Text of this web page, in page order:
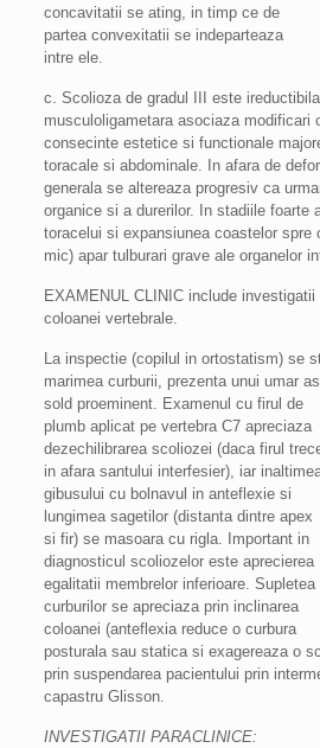
concavitatii se ating, in timp ce de
partea convexitatii se indeparteaza
intre ele.
c. Scolioza de gradul III este
musculoligametara asociaza modificari
consecinte estetice si functionale
toracale si abdominale. In afara de
generala se altereaza progresiv ca
organice si a durerilor. In stadiile foarte
toracelui si expansiunea coastelor spre
mic) apar tulburari grave ale organelor
EXAMENUL CLINIC include
coloanei vertebrale.
La inspectie (copilul in ortostatism) se
marimea curburii, prezenta unui umar
sold proeminent. Examenul cu firul de
plumb aplicat pe vertebra C7 apreciaza
dezechilibrarea scoliozei (daca firul
in afara santului interfesier), iar
gibusului cu bolnavul in anteflexie si
lungimea sagetilor (distanta dintre apex
si fir) se masoara cu rigla. Important in
diagnosticul scoliozelor este aprecierea
egalitatii membrelor inferioare. Supletea
curburilor se apreciaza prin inclinarea
coloanei (anteflexia reduce o curbura
posturala sau statica si exagereaza o
prin suspendarea pacientului prin
capastru Glisson.
INVESTIGATII PARACLINICE: